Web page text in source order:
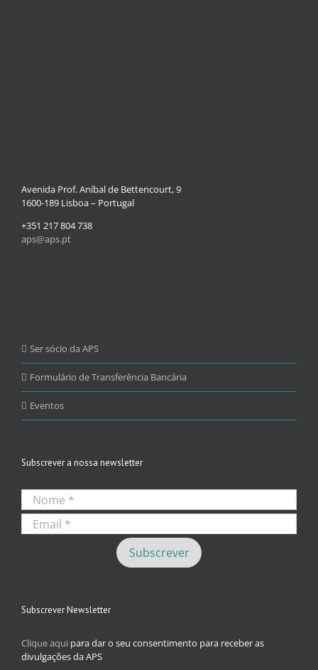
Avenida Prof. Aníbal de Bettencourt, 9
1600-189 Lisboa – Portugal
+351 217 804 738
aps@aps.pt
Ser sócio da APS
Formulário de Transferência Bancária
Eventos
Subscrever a nossa newsletter
Subscrever Newsletter
Clique aqui para dar o seu consentimento para receber as
divulgações da APS